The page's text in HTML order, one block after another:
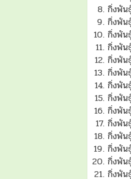
กิ่งพัน
กิ่งพัน
กิ่งพัน
กิ่งพัน
กิ่งพัน
กิ่งพัน
กิ่งพั
กิ่งพัน
กิ่งพัน
กิ่งพัน
กิ่งพัน
กิ่งพัน
กิ่งพัน
กิ่งพัน